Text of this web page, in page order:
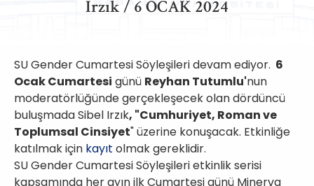
Irzık / 6 OCAK 2024
SU Gender Cumartesi Söyleşileri devam ediyor. 6
Ocak Cumartesi günü Reyhan Tutumlu'nun
moderatörlüğünde gerçekleşecek olan dördüncü
buluşmada Sibel Irzık, "Cumhuriyet, Roman ve
Toplumsal Cinsiyet" üzerine konuşacak. Etkinliğe
katılmak için kayıt olmak gereklidir.
SU Gender Cumartesi Söyleşileri etkinlik serisi
kapsamında her ayın ilk Cumartesi günü Minerva